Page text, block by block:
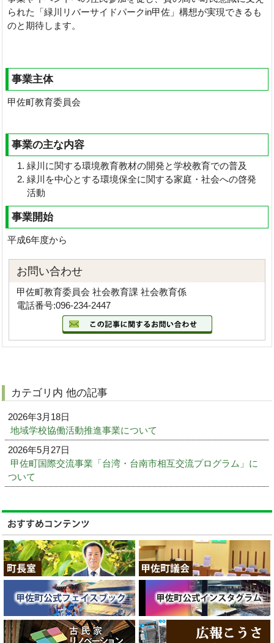
られた「緑川リバーサイドパークin甲佐」構想が実現できるも
のと期待します。
事業主体
甲佐町教育委員会
事業の主な内容
緑川に関する環境教育教材の開発と学校教育での普及
緑川を中心とする環境保全に関する家庭・社会への啓発
活動
事業開始
平成6年度から
お問い合わせ
甲佐町教育委員会 社会教育課 社会教育係
電話番号:096-234-2447
カテゴリ内 他の記事
2026年3月18日
地域学校協働活動推進事業について
2026年5月27日
甲佐町国際交流事業「台湾・台南市相互交流プログラム」に
ついて